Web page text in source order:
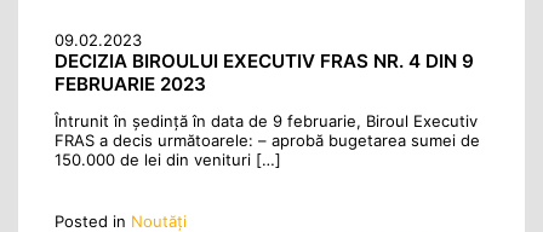
09.02.2023
DECIZIA BIROULUI EXECUTIV FRAS NR. 4 DIN 9
FEBRUARIE 2023
Întrunit în şedinţă în data de 9 februarie, Biroul Executiv
FRAS a decis următoarele: – aprobă bugetarea sumei de
150.000 de lei din venituri […]
Posted in Noutăţi